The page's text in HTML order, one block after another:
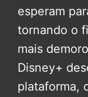
esperam
tornando o
mais
Disney+
plataforma,